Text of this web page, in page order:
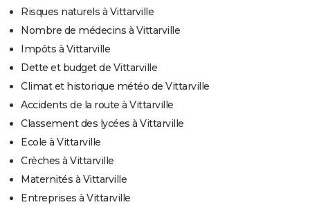
Risques naturels à Vittarville
Nombre de médecins à Vittarville
Impôts à Vittarville
Dette et budget de Vittarville
Climat et historique météo de Vittarville
Accidents de la route à Vittarville
Classement des lycées à Vittarville
Ecole à Vittarville
Crèches à Vittarville
Maternités à Vittarville
Entreprises à Vittarville